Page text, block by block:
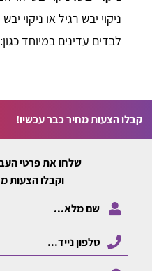
ניקוי יבש רגיל או ניקוי
לבדים עדינים במיוחד
קבלו הצעות מחיר כבר עכשיו!
שלחו את פרטי
וקבלו הצעות